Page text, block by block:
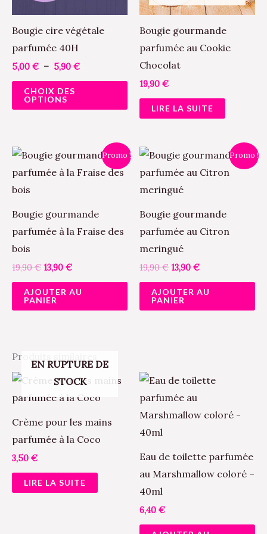
Bougie cire végétale
parfumée 40H
5,00 € – 5,90 €
CHOIX DES
OPTIONS
options
peuvent
être
choisies
sur
produit
Bougie gourmande
parfumée au Cookie
Chocolat
19,90 €
LIRE LA SUITE
Promo !
Bougie gourmande
parfumée à la Fraise des
bois
19,90€
Le
prix
initial
13,90 €
prix
actuel
AJOUTER AU
PANIER
Promo !
Bougie gourmande
parfumée au Citron
meringué
19,90€
Le
prix
initial
19,90 €.
13,90 €
prix
actuel
AJOUTER AU
PANIER
Produits similaires
EN RUPTURE DE
STOCK
Crème pour les mains
parfumée à la Coco
3,50 €
LIRE LA SUITE
Eau de toilette parfumée
au Marshmallow coloré –
40ml
6,40 €